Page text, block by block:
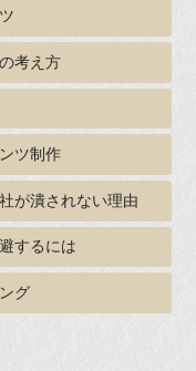
考え方
ツ制作
が潰されない理由
するには
グ